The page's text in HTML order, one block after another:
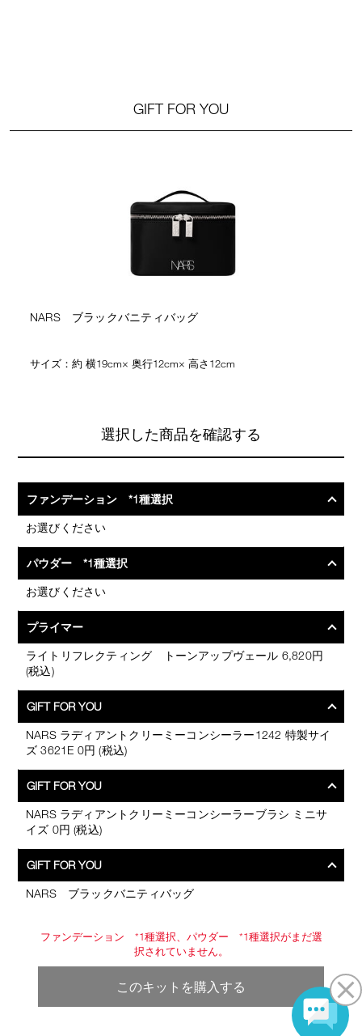
GIFT FOR YOU
NARS ブラックバニティバッグ
サイズ：約 横19cm× 奥行12cm× 高さ12cm
選択した商品を確認する
ファンデーション *1種選択
お選びください
パウダー *1種選択
お選びください
プライマー
ライトリフレクティング トーンアップヴェール 6,820円
(税込)
GIFT FOR YOU
NARS ラディアントクリーミーコンシーラー1242 特製サイ
ズ 3621E 0円 (税込)
GIFT FOR YOU
NARS ラディアントクリーミーコンシーラーブラシ ミニサ
イズ 0円 (税込)
GIFT FOR YOU
NARS ブラックバニティバッグ
ファンデーション *1種選択、パウダー *1種選択がまだ選
択されていません。
このキットを購入する